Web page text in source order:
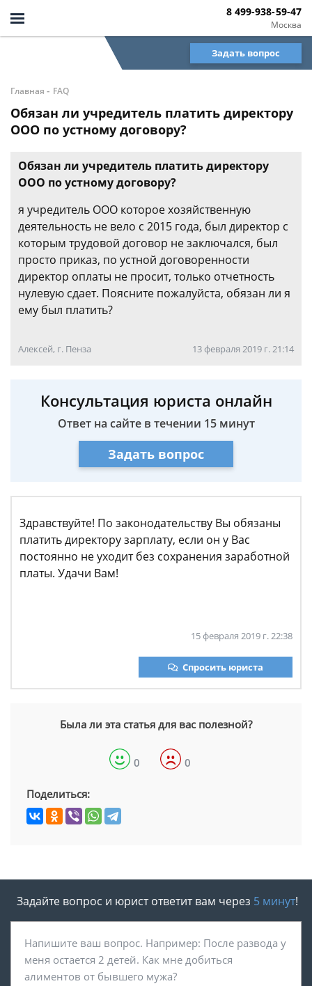
Москва
8 499-938-59-47
Задать вопрос
Главная - FAQ
Обязан ли учредитель платить директору
ООО по устному договору?
Обязан ли учредитель платить директору
ООО по устному договору?
я учредитель ООО которое хозяйственную
деятельность не вело с 2015 года, был директор с
которым трудовой договор не заключался, был
просто приказ, по устной договоренности
директор оплаты не просит, только отчетность
нулевую сдает. Поясните пожалуйста, обязан ли я
ему был платить?
Алексей, г. Пенза 13 февраля 2019 г. 21:14
Консультация юриста онлайн
Ответ на сайте в течении 15 минут
Задать вопрос
Здравствуйте! По законодательству Вы обязаны
платить директору зарплату, если он у Вас
постоянно не уходит без сохранения заработной
платы. Удачи Вам!
15 февраля 2019 г. 22:38
Спросить юриста
Была ли эта статья для вас полезной?
0 0
Поделиться:
Задайте вопрос и юрист ответит вам через 5 минут!